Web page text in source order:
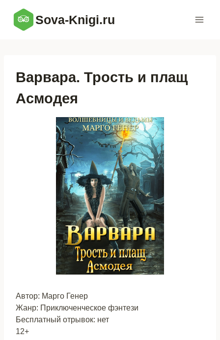
содержимому
Sova-Knigi.ru
Варвара. Трость и плащ
Асмодея
Автор: Марго Генер
Жанр: Приключенческое фэнтези
Бесплатный отрывок: нет
12+